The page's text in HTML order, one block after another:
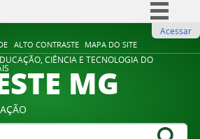
ALTO CONTRASTE MAPA DO SITE
Comunica BR
Participe
Legislação
Acessar
CIÊNCIA E TECNOLOGIA DO
MG